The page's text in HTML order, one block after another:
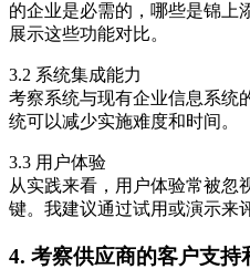
的企业是必需的，哪些是锦上
展示这些功能对比。
3.2 系统集成能力
考察系统与现有企业信息系统
统可以减少实施难度和时间。
3.3 用户体验
从实践来看，用户体验常被忽
键。我建议通过试用或演示来
4. 考察供应商的客户支持